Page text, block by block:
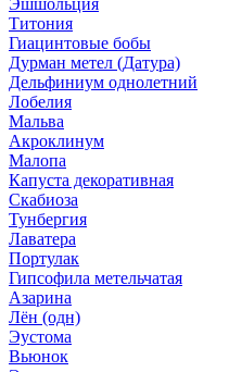
Эшшольция
Титония
Гиацинтовые бобы
Дурман метел (Датура)
Дельфиниум однолетний
Лобелия
Мальва
Акроклинум
Малопа
Капуста декоративная
Скабиоза
Тунбергия
Лаватера
Портулак
Гипсофила метельчатая
Азарина
Лён (одн)
Эустома
Вьюнок